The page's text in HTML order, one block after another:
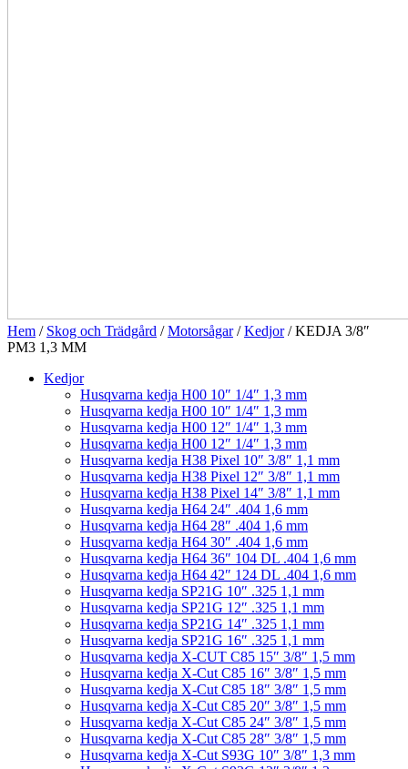
Hem / Skog och Trädgård /Motorsågar/Kedjor/ KEDJA 3/8″
PM3 1,3 MM
Kedjor
Husqvarna kedja H00 10″ 1/4″ 1,3 mm
Husqvarna kedja H00 10″ 1/4″ 1,3 mm
Husqvarna kedja H00 12″ 1/4″ 1,3 mm
Husqvarna kedja H00 12″ 1/4″ 1,3 mm
Husqvarna kedja H38 Pixel 10″ 3/8″ 1,1 mm
Husqvarna kedja H38 Pixel 12″ 3/8″ 1,1 mm
Husqvarna kedja H38 Pixel 14″ 3/8″ 1,1 mm
Husqvarna kedja H64 24″ .404 1,6 mm
Husqvarna kedja H64 28″ .404 1,6 mm
Husqvarna kedja H64 30″ .404 1,6 mm
Husqvarna kedja H64 36″ 104 DL .404 1,6 mm
Husqvarna kedja H64 42″ 124 DL .404 1,6 mm
Husqvarna kedja SP21G 10″ .325 1,1 mm
Husqvarna kedja SP21G 12″ .325 1,1 mm
Husqvarna kedja SP21G 14″ .325 1,1 mm
Husqvarna kedja SP21G 16″ .325 1,1 mm
Husqvarna kedja X-CUT C85 15″ 3/8″ 1,5 mm
Husqvarna kedja X-Cut C85 16″ 3/8″ 1,5 mm
Husqvarna kedja X-Cut C85 18″ 3/8″ 1,5 mm
Husqvarna kedja X-Cut C85 20″ 3/8″ 1,5 mm
Husqvarna kedja X-Cut C85 24″ 3/8″ 1,5 mm
Husqvarna kedja X-Cut C85 28″ 3/8″ 1,5 mm
Husqvarna kedja X-Cut S93G 10″ 3/8″ 1,3 mm